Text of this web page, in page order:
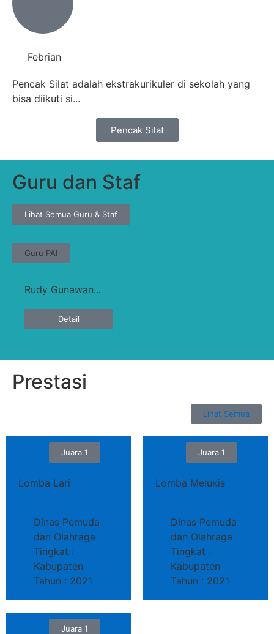
Febrian
Pencak Silat adalah ekstrakurikuler di sekolah yang
bisa diikuti si...
Pencak Silat
Guru dan Staf
Lihat Semua Guru & Staf
Rudy Gunawan...
Detail
Guru PAI
Prestasi
Lihat Semua
Juara 1
Lomba Lari
Dinas Pemuda
dan Olahraga
Tingkat :
Kabupaten
Tahun : 2021
Juara 1
Lomba Melukis
Dinas Pemuda
dan Olahraga
Tingkat :
Kabupaten
Tahun : 2021
Juara 1